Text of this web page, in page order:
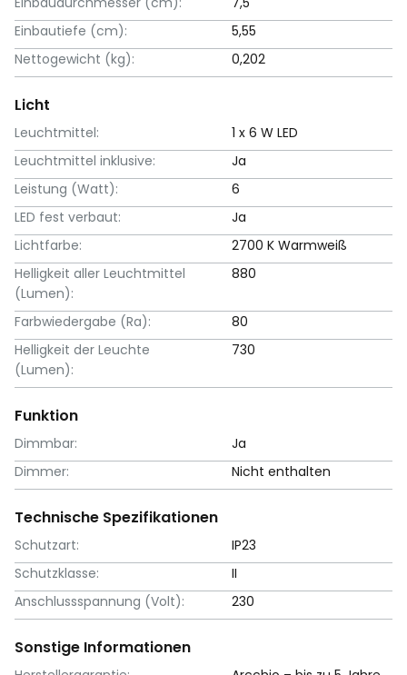
Einbautiefe (cm):
5,55
Nettogewicht (kg):
0,202
Licht
Leuchtmittel:
1 x 6 W LED
Leuchtmittel inklusive:
Ja
Leistung (Watt):
6
LED fest verbaut:
Ja
Lichtfarbe:
2700 K Warmweiß
Helligkeit aller Leuchtmittel
(Lumen):
880
Farbwiedergabe (Ra):
80
Helligkeit der Leuchte
(Lumen):
730
Funktion
Dimmbar:
Ja
Dimmer:
Nicht enthalten
Technische Spezifikationen
Schutzart:
IP23
Schutzklasse:
II
Anschlussspannung (Volt):
230
Sonstige Informationen